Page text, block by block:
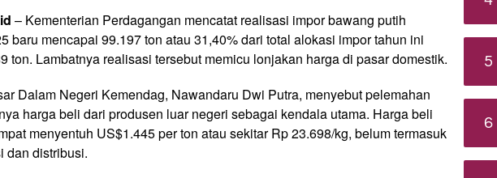
– Kementerian Perdagangan mencatat realisasi impor bawang putih
baru mencapai 99.197 ton atau 31,40% dari total alokasi impor tahun ini
ton. Lambatnya realisasi tersebut memicu lonjakan harga di pasar domestik.
Dalam Negeri Kemendag, Nawandaru Dwi Putra, menyebut pelemahan
harga beli dari produsen luar negeri sebagai kendala utama. Harga beli
menyentuh US$1.445 per ton atau sekitar Rp 23.698/kg, belum termasuk
dan distribusi.
5
6